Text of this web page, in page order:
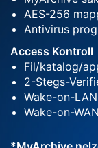
AES-256
Antivirus
Access Kontroll
Fil/katalog/
2-Stegs-
Wake-on-
Wake-on-